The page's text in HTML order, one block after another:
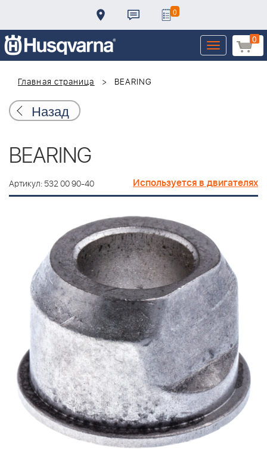
0
0
Toggle
navigation
Главная страница
BEARING
Назад
BEARING
Артикул: 532 00 90-40 Используется в двигателях